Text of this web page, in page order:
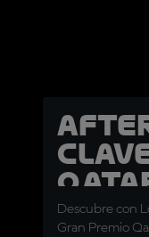
After
Descubre con
Gran Premio